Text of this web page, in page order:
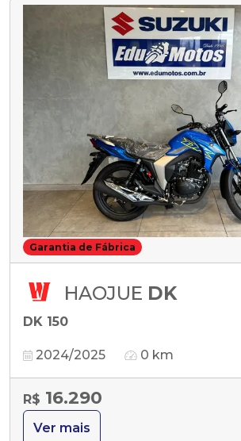
Garantia de Fábrica
HAOJUE DK
DK 150
2024/2025 0 km
R$ 16.290
Ver mais